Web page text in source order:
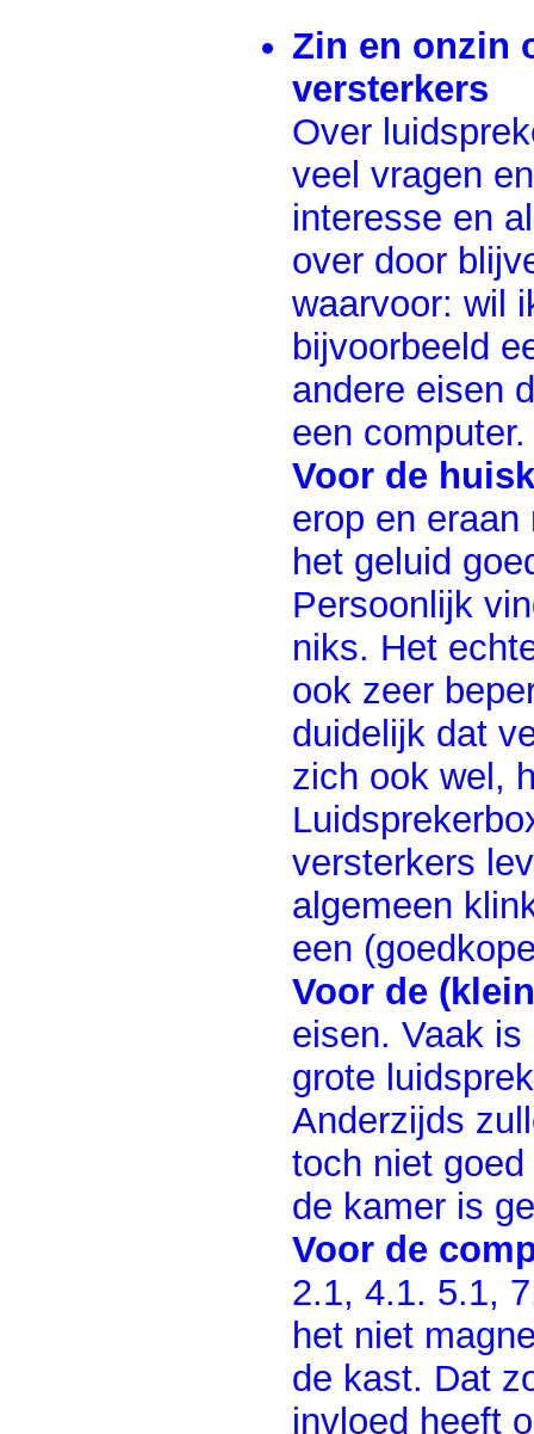
Zin en onzin
versterkers
Over
veel vragen
interesse en
over door
waarvoor: wil
bijvoorbeeld
andere eisen
een computer.
Voor de
erop en
het geluid
Persoonlijk
niks. Het
ook zeer
duidelijk dat
zich ook wel,
versterkers
algemeen
een
Voor de
eisen. Vaak
grote
Anderzijds
toch niet
de kamer is
Voor de
2.1, 4.1. 5.1,
het niet
de kast. Dat
invloed heeft